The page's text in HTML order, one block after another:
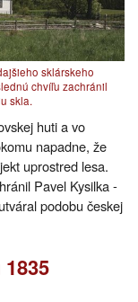
sklárskeho
chvíľu zachránil
skla.
huti a vo
napadne, že
uprostred lesa.
Pavel Kysilka -
podobu českej